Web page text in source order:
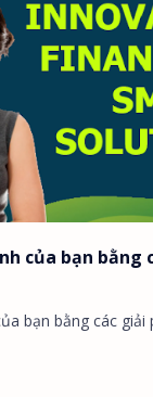
của bạn bằng